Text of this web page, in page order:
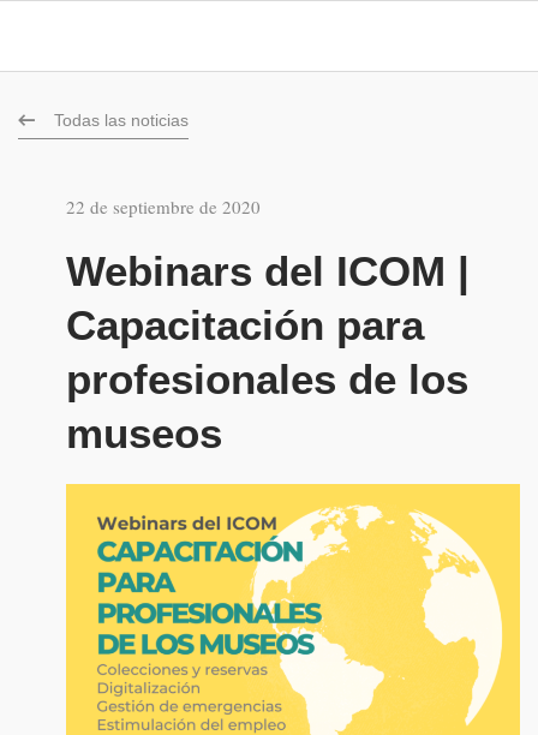
Todas las noticias
22 de septiembre de 2020
Webinars del ICOM |
Capacitación para
profesionales de los
museos